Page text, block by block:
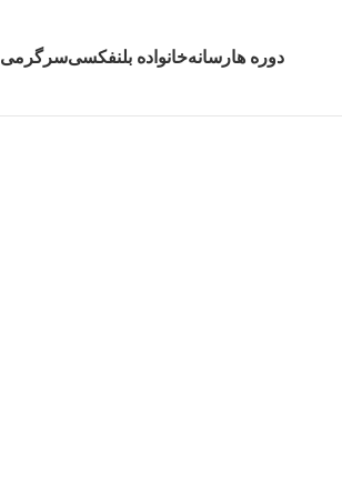
دوره هارسانهخانواده بلنفکسیسرگرمی